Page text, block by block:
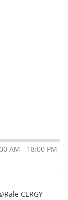
AM - 18:00 PM
CERGY